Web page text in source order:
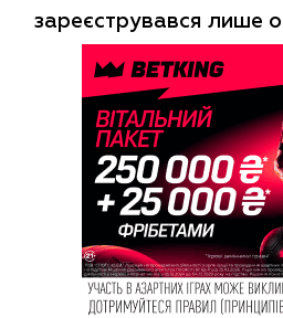
зареєструвався лише